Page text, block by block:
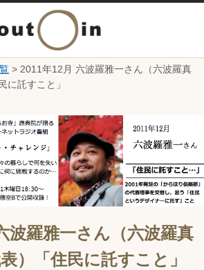
> 2011年12月 六波羅雅一さん（六波羅真
に託すこと」
波羅雅一さん（六波羅真
）「住民に託すこと」